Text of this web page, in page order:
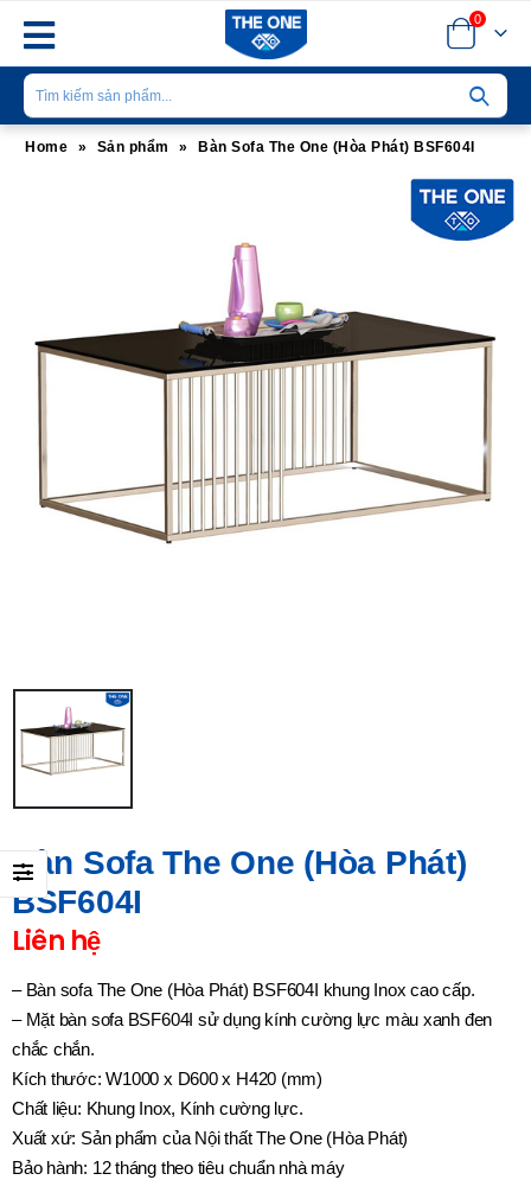
0
Home » Sản phẩm » Bàn Sofa The One (Hòa Phát) BSF604I
Bàn Sofa The One (Hòa Phát)
BSF604I
Liên hệ
– Bàn sofa The One (Hòa Phát) BSF604I khung Inox cao cấp.
– Mặt bàn sofa BSF604I sử dụng kính cường lực màu xanh đen
chắc chắn.
Kích thước: W1000 x D600 x H420 (mm)
Chất liệu: Khung Inox, Kính cường lực.
Xuất xứ: Sản phẩm của Nội thất The One (Hòa Phát)
Bảo hành: 12 tháng theo tiêu chuẩn nhà máy